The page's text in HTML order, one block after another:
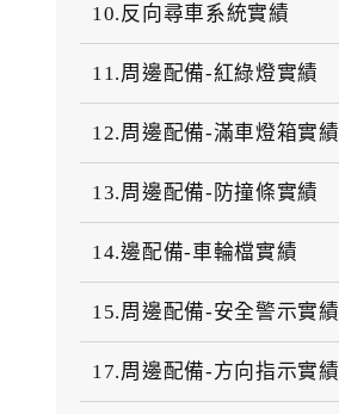
10.反向尋車系統實績
11.周邊配備-紅綠燈實績
12.周邊配備-滿車燈箱實績
13.周邊配備-防撞條實績
14.邊配備-車輪檔實績
15.周邊配備-安全警示實績
17.周邊配備-方向指示實績